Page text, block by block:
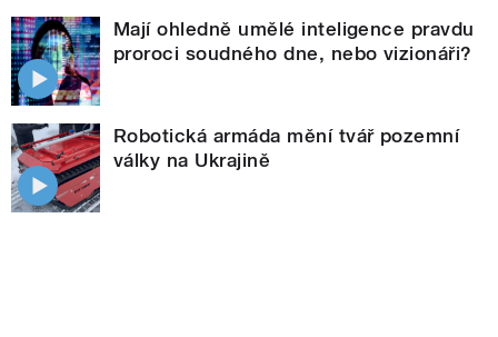
Mají ohledně umělé inteligence pravdu
proroci soudného dne, nebo vizionáři?
Robotická armáda mění tvář pozemní
války na Ukrajině